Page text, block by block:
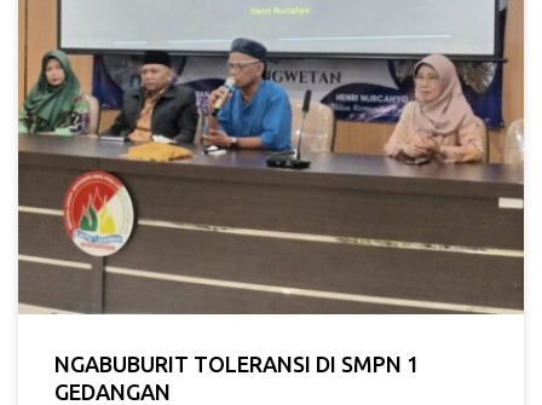
NGABUBURIT TOLERANSI DI SMPN 1
GEDANGAN